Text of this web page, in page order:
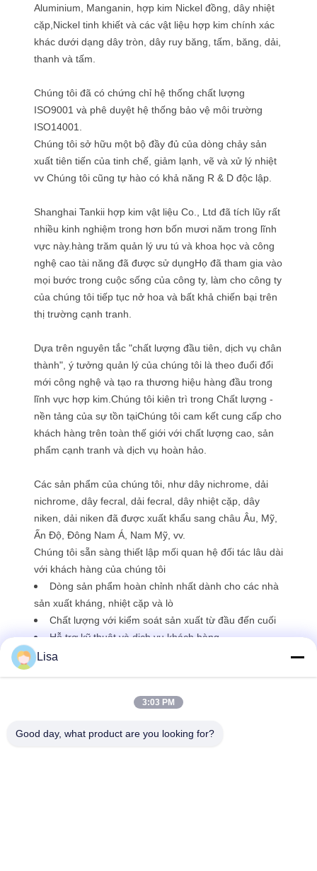
Aluminium, Manganin, hợp kim Nickel đồng, dây nhiệt
cặp,Nickel tinh khiết và các vật liệu hợp kim chính xác
khác dưới dạng dây tròn, dây ruy băng, tấm, băng, dải,
thanh và tấm.
Chúng tôi đã có chứng chỉ hệ thống chất lượng
ISO9001 và phê duyệt hệ thống bảo vệ môi trường
ISO14001.
Chúng tôi sở hữu một bộ đầy đủ của dòng chảy sản
xuất tiên tiến của tinh chế, giảm lạnh, vẽ và xử lý nhiệt
vv Chúng tôi cũng tự hào có khả năng R & D độc lập.
Shanghai Tankii hợp kim vật liệu Co., Ltd đã tích lũy rất
nhiều kinh nghiệm trong hơn bốn mươi năm trong lĩnh
vực này.hàng trăm quản lý ưu tú và khoa học và công
nghệ cao tài năng đã được sử dụngHọ đã tham gia vào
mọi bước trong cuộc sống của công ty, làm cho công ty
của chúng tôi tiếp tục nở hoa và bất khả chiến bại trên
thị trường cạnh tranh.
Dựa trên nguyên tắc "chất lượng đầu tiên, dịch vụ chân
thành", ý tưởng quản lý của chúng tôi là theo đuổi đổi
mới công nghệ và tạo ra thương hiệu hàng đầu trong
lĩnh vực hợp kim.Chúng tôi kiên trì trong Chất lượng -
nền tảng của sự tồn tạiChúng tôi cam kết cung cấp cho
khách hàng trên toàn thế giới với chất lượng cao, sản
phẩm cạnh tranh và dịch vụ hoàn hảo.
Các sản phẩm của chúng tôi, như dây nichrome, dải
nichrome, dây fecral, dải fecral, dây nhiệt cặp, dây
niken, dải niken đã được xuất khẩu sang châu Âu, Mỹ,
Ấn Độ, Đông Nam Á, Nam Mỹ, vv.
Chúng tôi sẵn sàng thiết lập mối quan hệ đối tác lâu dài
với khách hàng của chúng tôi
Dòng sản phẩm hoàn chỉnh nhất dành cho các nhà
sản xuất kháng, nhiệt cặp và lò
Chất lượng với kiểm soát sản xuất từ đầu đến cuối
Hỗ trợ kỹ thuật và dịch vụ khách hàng
Lisa
3:03 PM
Good day, what product are you looking for?